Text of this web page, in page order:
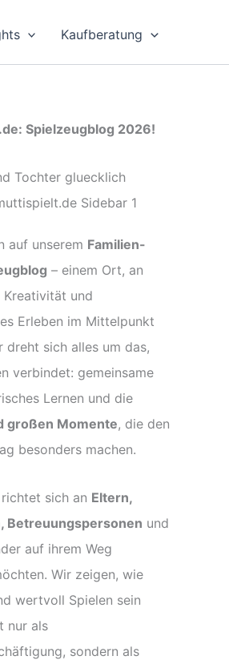
Kaufberatung
Spielzeugblog 2026!
auf unserem Familien-
– einem Ort, an
Kreativität und
Erleben im Mittelpunkt
dreht sich alles um das,
verbindet: gemeinsame
Lernen und die
großen Momente, die den
besonders machen.
sich an Eltern,
Betreuungspersonen und
auf ihrem Weg
Wir zeigen, wie
wertvoll Spielen sein
nur als
sondern als